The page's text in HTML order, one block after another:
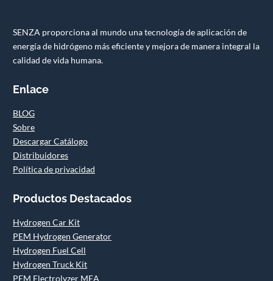
SENZA proporciona al mundo una tecnología de aplicación de
energía de hidrógeno más eficiente y mejora de manera integral la
calidad de vida humana.
Enlace
BLOG
Sobre
Descargar Catálogo
Distribuidores
Política de privacidad
Productos Destacados
Hydrogen Car Kit
PEM Hydrogen Generator
Hydrogen Fuel Cell
Hydrogen Truck Kit
PEM Electrolyzer MEA